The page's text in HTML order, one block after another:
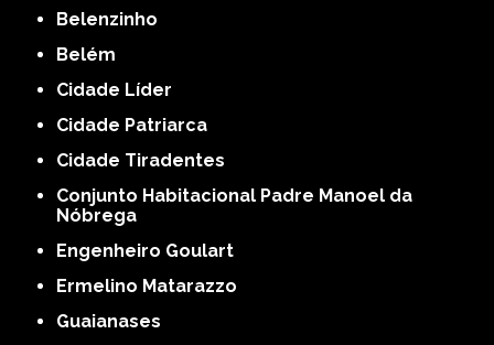
Belenzinho
Belém
Cidade Líder
Cidade Patriarca
Cidade Tiradentes
Conjunto Habitacional Padre Manoel da
Nóbrega
Engenheiro Goulart
Ermelino Matarazzo
Guaianases